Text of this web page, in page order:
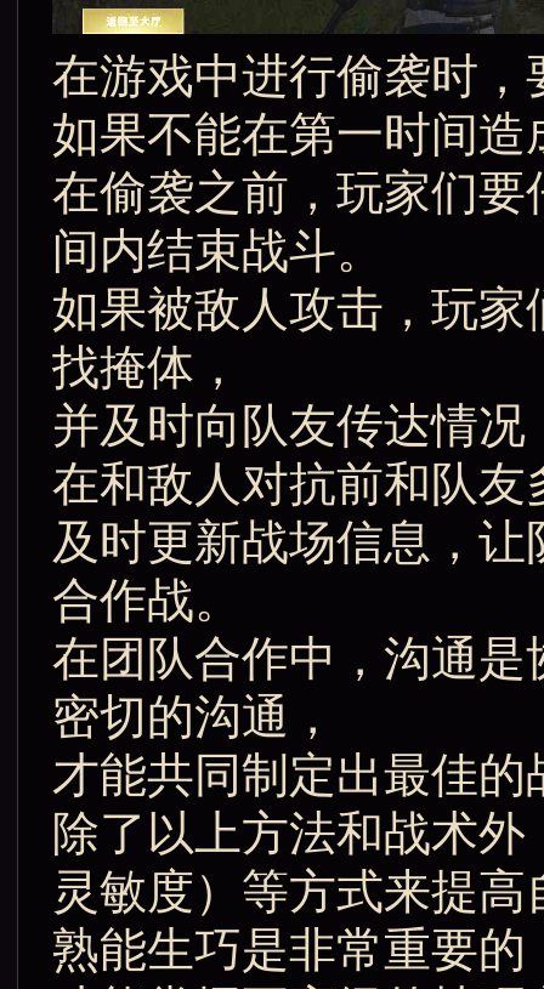
在游戏中进行偷袭时
如果不能在第一时间
在偷袭之前，玩家们
间内结束战斗。
如果被敌人攻击，玩
找掩体，
并及时向队友传达情
在和敌人对抗前和队
及时更新战场信息，
合作战。
在团队合作中，沟通
密切的沟通，
才能共同制定出最佳
除了以上方法和战术
灵敏度）等方式来提
熟能生巧是非常重要